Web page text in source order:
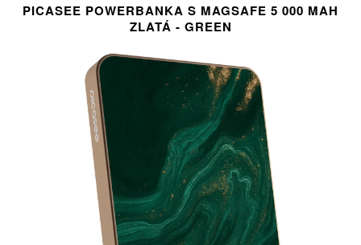
PICASEE POWERBANKA S MAGSAFE 5 000 MAH
ZLATÁ - GREEN